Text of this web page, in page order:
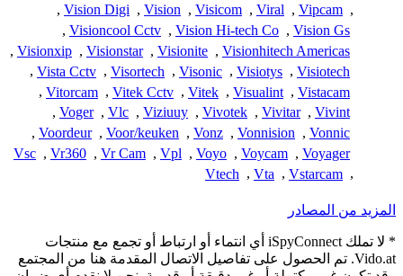
,
Vipcam
,
Viral
,
Visicom
,
Vision
,
Vision Digi
,
Vision Gs
,
Vision Hi-tech Co
,
Visioncool Cctv
,
Visionhitech Americas
,
Visionite
,
Visionstar
,
Visionxip
,
Visiotech
,
Visiotys
,
Visonic
,
Visortech
,
Vista Cctv
,
Vistacam
,
Visualint
,
Vitek
,
Vitek Cctv
,
Vitorcam
,
Vivint
,
Vivitar
,
Vivotek
,
Viziuuy
,
Vlc
,
Voger
,
Vonnic
,
Vonnision
,
Vonz
,
Voor/keuken
,
Voordeur
,
Voyager
,
Voycam
,
Voyo
,
Vpl
,
Vr Cam
,
Vr360
,
Vsc
,
Vstarcam
,
Vta
,
Vtech
المزيد من المصادر
* لا تملك iSpyConnect أي انتماء أو ارتباط أو تجمع مع منتجات
Vido.at. تم الحصول على تفاصيل الاتصال المقدمة هنا من المجتمع